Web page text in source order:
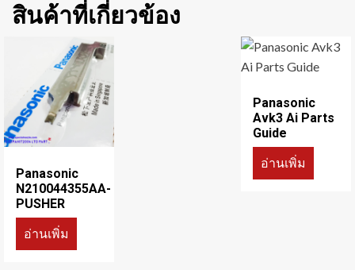
สินค้าที่เกี่ยวข้อง
Panasonic
N210044355AA-
PUSHER
อ่านเพิ่ม
Panasonic
Avk3 Ai Parts
Guide
อ่านเพิ่ม